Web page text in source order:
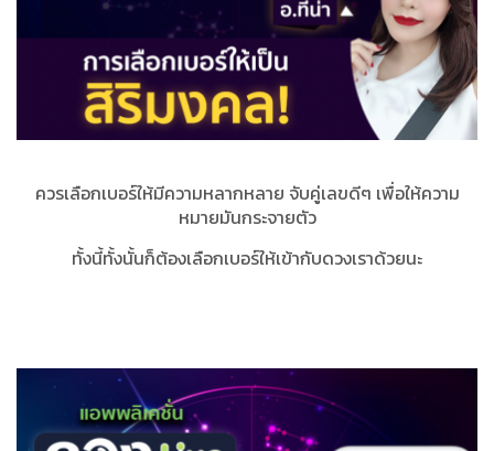
ควรเลือกเบอร์ให้มีความหลากหลาย จับคู่เลขดีๆ เพื่อให้ความ
หมายมันกระจายตัว
ทั้งนี้ทั้งนั้นก็ต้องเลือกเบอร์ให้เข้ากับดวงเราด้วยนะ